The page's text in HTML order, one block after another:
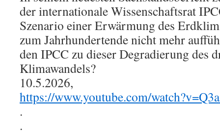
der internationale Wissenschaftsrat
Szenario einer Erwärmung des
zum Jahrhundertende nicht mehr
den IPCC zu dieser Degradierung des
Klimawandels?
10.5.2026,
https://www.youtube.com/
.
.